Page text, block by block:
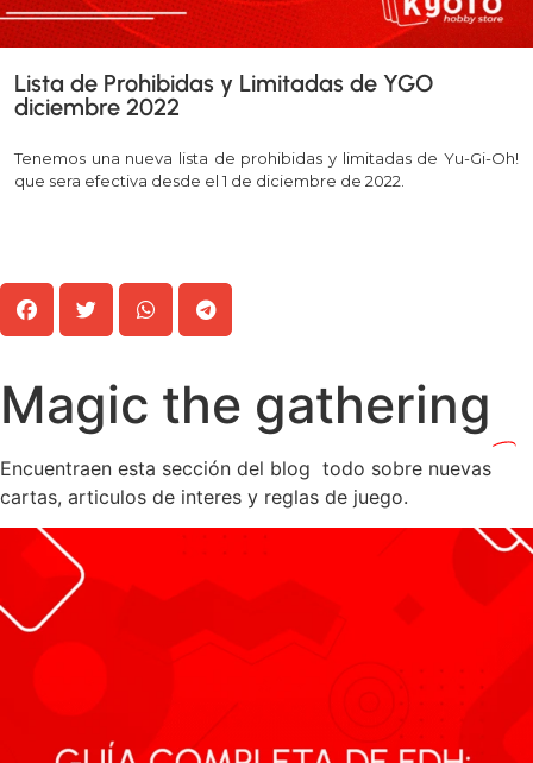
Lista de Prohibidas y Limitadas de YGO
diciembre 2022
Tenemos una nueva lista de prohibidas y limitadas de Yu-Gi-Oh!
que sera efectiva desde el 1 de diciembre de 2022.
Magic the gathering
Encuentraen esta sección del blog todo sobre nuevas
cartas, articulos de interes y reglas de juego.